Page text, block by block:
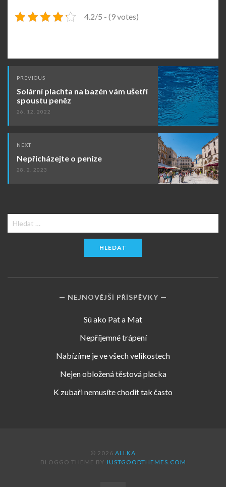
4.2/5 - (9 votes)
navigation
PREVIOUS
Solární plachta na bazén vám ušetří
spoustu peněz
26. 12. 2022
NEXT
Nepřicházejte o peníze
28. 2. 2023
Vyhledávání
NEJNOVĚJŠÍ PŘÍSPĚVKY
Sú ako Pat a Mat
Nepříjemné trápení
Nabízíme je ve všech velikostech
Nejen obložená těstová placka
K zubaři nemusíte chodit tak často
© 2026 ALLKA
BLOGGO THEME BY JUSTGOODTHEMES.COM